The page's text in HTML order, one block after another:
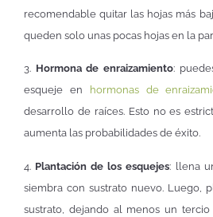
recomendable quitar las hojas más
queden solo unas pocas hojas en la
3. Hormona de enraizamiento:
esqueje en
hormonas de
desarrollo de raíces. Esto no es
aumenta las probabilidades de éxito.
4. Plantación de los esquejes: llena
siembra con sustrato nuevo. Luego,
sustrato, dejando al menos un